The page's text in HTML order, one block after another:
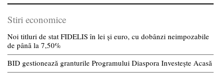
Stiri economice
Noi titluri de stat FIDELIS în lei și euro, cu dobânzi neimpozabile
de pânã la 7,50%
BID gestionează granturile Programului Diaspora Investește Acasă